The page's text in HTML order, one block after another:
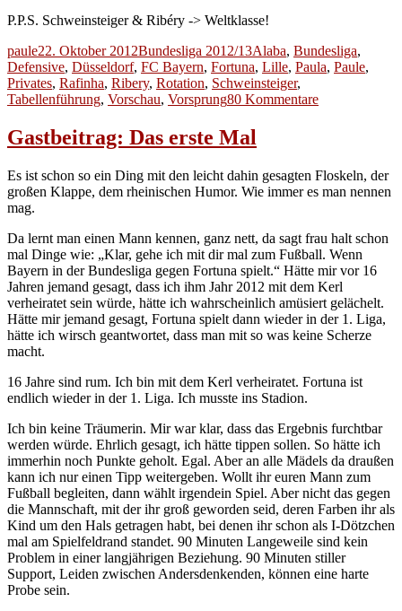
P.P.S. Schweinsteiger & Ribéry -> Weltklasse!
Autor
pauleVeröffentlicht
am
22. Oktober 2012Kategorien
Bundesliga 2012/13Schlagwörter
Alaba, Bundesliga,
Defensive, Düsseldorf, FC Bayern, Fortuna, Lille, Paula, Paule,
Privates, Rafinha, Ribery, Rotation, Schweinsteiger,
Tabellenführung, Vorschau, Vorsprung80 Kommentarezu
Programm
Gastbeitrag: Das erste Mal
Es ist schon so ein Ding mit den leicht dahin gesagten Floskeln, der
großen Klappe, dem rheinischen Humor. Wie immer es man nennen
mag.
Da lernt man einen Mann kennen, ganz nett, da sagt frau halt schon
mal Dinge wie: „Klar, gehe ich mit dir mal zum Fußball. Wenn
Bayern in der Bundesliga gegen Fortuna spielt.“ Hätte mir vor 16
Jahren jemand gesagt, dass ich ihm Jahr 2012 mit dem Kerl
verheiratet sein würde, hätte ich wahrscheinlich amüsiert gelächelt.
Hätte mir jemand gesagt, Fortuna spielt dann wieder in der 1. Liga,
hätte ich wirsch geantwortet, dass man mit so was keine Scherze
macht.
16 Jahre sind rum. Ich bin mit dem Kerl verheiratet. Fortuna ist
endlich wieder in der 1. Liga. Ich musste ins Stadion.
Ich bin keine Träumerin. Mir war klar, dass das Ergebnis furchtbar
werden würde. Ehrlich gesagt, ich hätte tippen sollen. So hätte ich
immerhin noch Punkte geholt. Egal. Aber an alle Mädels da draußen
kann ich nur einen Tipp weitergeben. Wollt ihr euren Mann zum
Fußball begleiten, dann wählt irgendein Spiel. Aber nicht das gegen
die Mannschaft, mit der ihr groß geworden seid, deren Farben ihr als
Kind um den Hals getragen habt, bei denen ihr schon als I-Dötzchen
mal am Spielfeldrand standet. 90 Minuten Langeweile sind kein
Problem in einer langjährigen Beziehung. 90 Minuten stiller
Support, Leiden zwischen Andersdenkenden, können eine harte
Probe sein.